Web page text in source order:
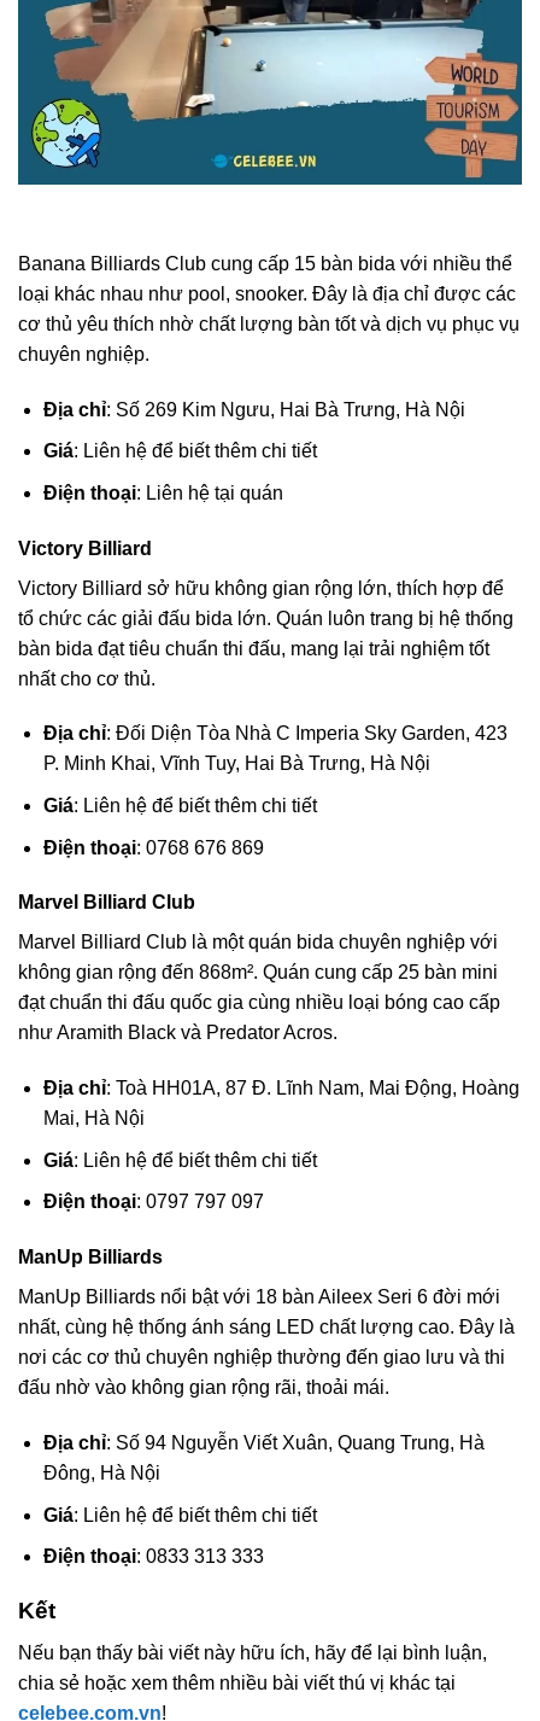
Banana Billiards Club cung cấp 15 bàn bida với nhiều thể
loại khác nhau như pool, snooker. Đây là địa chỉ được các
cơ thủ yêu thích nhờ chất lượng bàn tốt và dịch vụ phục vụ
chuyên nghiệp.
Địa chỉ: Số 269 Kim Ngưu, Hai Bà Trưng, Hà Nội
Giá: Liên hệ để biết thêm chi tiết
Điện thoại: Liên hệ tại quán
Victory Billiard
Victory Billiard sở hữu không gian rộng lớn, thích hợp để
tổ chức các giải đấu bida lớn. Quán luôn trang bị hệ thống
bàn bida đạt tiêu chuẩn thi đấu, mang lại trải nghiệm tốt
nhất cho cơ thủ.
Địa chỉ: Đối Diện Tòa Nhà C Imperia Sky Garden, 423
P. Minh Khai, Vĩnh Tuy, Hai Bà Trưng, Hà Nội
Giá: Liên hệ để biết thêm chi tiết
Điện thoại: 0768 676 869
Marvel Billiard Club
Marvel Billiard Club là một quán bida chuyên nghiệp với
không gian rộng đến 868m². Quán cung cấp 25 bàn mini
đạt chuẩn thi đấu quốc gia cùng nhiều loại bóng cao cấp
như Aramith Black và Predator Acros.
Địa chỉ: Toà HH01A, 87 Đ. Lĩnh Nam, Mai Động, Hoàng
Mai, Hà Nội
Giá: Liên hệ để biết thêm chi tiết
Điện thoại: 0797 797 097
ManUp Billiards
ManUp Billiards nổi bật với 18 bàn Aileex Seri 6 đời mới
nhất, cùng hệ thống ánh sáng LED chất lượng cao. Đây là
nơi các cơ thủ chuyên nghiệp thường đến giao lưu và thi
đấu nhờ vào không gian rộng rãi, thoải mái.
Địa chỉ: Số 94 Nguyễn Viết Xuân, Quang Trung, Hà
Đông, Hà Nội
Giá: Liên hệ để biết thêm chi tiết
Điện thoại: 0833 313 333
Kết
Nếu bạn thấy bài viết này hữu ích, hãy để lại bình luận,
chia sẻ hoặc xem thêm nhiều bài viết thú vị khác tại
celebee.com.vn!